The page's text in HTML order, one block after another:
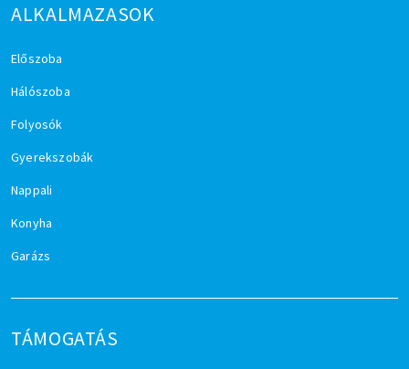
ALKALMAZASOK
Előszoba
Hálószoba
Folyosók
Gyerekszobák
Nappali
Konyha
Garázs
TÁMOGATÁS